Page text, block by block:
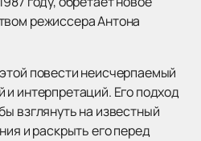
режиссера Антона
повести неисчерпаемый
и интерпретаций. Его подход
взглянуть на известный
и раскрыть его перед